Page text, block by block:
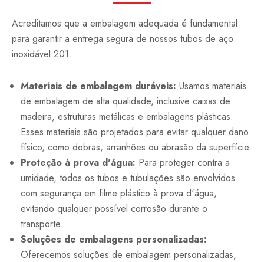
Acreditamos que a embalagem adequada é fundamental
para garantir a entrega segura de nossos tubos de aço
inoxidável 201.
Materiais de embalagem duráveis: Usamos materiais
de embalagem de alta qualidade, inclusive caixas de
madeira, estruturas metálicas e embalagens plásticas.
Esses materiais são projetados para evitar qualquer dano
físico, como dobras, arranhões ou abrasão da superfície.
Proteção à prova d'água: Para proteger contra a
umidade, todos os tubos e tubulações são envolvidos
com segurança em filme plástico à prova d'água,
evitando qualquer possível corrosão durante o
transporte.
Soluções de embalagens personalizadas:
Oferecemos soluções de embalagem personalizadas,